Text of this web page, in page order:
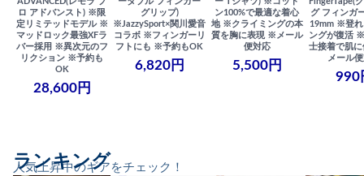
ロ アドバンスト) ※限
定リミテッドモデル ※
マッドロック最強XFラ
バー採用 ※異次元のフ
リクション ※予約も
OK
28,600円
グリップ)
※JazzySport×関川愛音
コラボ ※フィンガーリ
フトにも ※予約もOK
6,820円
ン100%で最適な着心
地 ※クライミングの本
質を胸に表現 ※メール
便対応
5,500円
グ フィンガ
19mm ※登れ
ングが復活
士接着で肌
メール
990
人気上昇中のギアをチェック！
ランキング